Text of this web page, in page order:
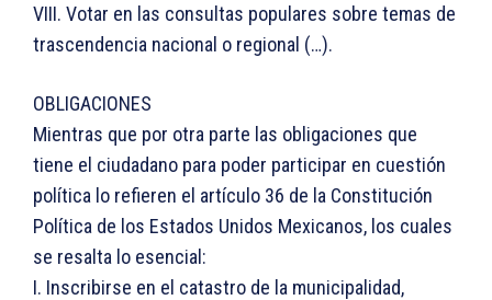
VIII. Votar en las consultas populares sobre temas de
trascendencia nacional o regional (…).
OBLIGACIONES
Mientras que por otra parte las obligaciones que
tiene el ciudadano para poder participar en cuestión
política lo refieren el artículo 36 de la Constitución
Política de los Estados Unidos Mexicanos, los cuales
se resalta lo esencial:
I. Inscribirse en el catastro de la municipalidad,